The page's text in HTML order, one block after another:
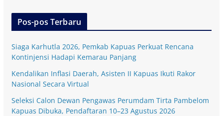
Pos-pos Terbaru
Siaga Karhutla 2026, Pemkab Kapuas Perkuat Rencana
Kontinjensi Hadapi Kemarau Panjang
Kendalikan Inflasi Daerah, Asisten II Kapuas Ikuti Rakor
Nasional Secara Virtual
Seleksi Calon Dewan Pengawas Perumdam Tirta Pambelom
Kapuas Dibuka, Pendaftaran 10–23 Agustus 2026